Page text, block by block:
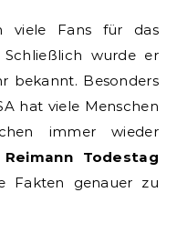
viele Fans für das
wurde er
bekannt. Besonders
hat viele Menschen
immer wieder
Reimann Todestag
Fakten genauer zu